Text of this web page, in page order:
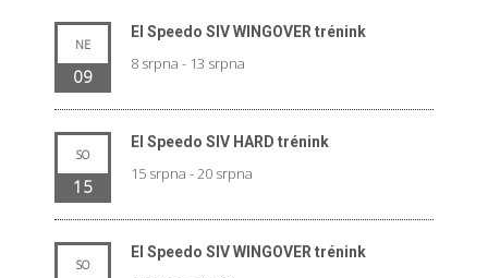
NE
09
El Speedo SIV WINGOVER trénink
8 srpna - 13 srpna
SO
15
El Speedo SIV HARD trénink
15 srpna -20 srpna
SO
El Speedo SIV WINGOVER trénink